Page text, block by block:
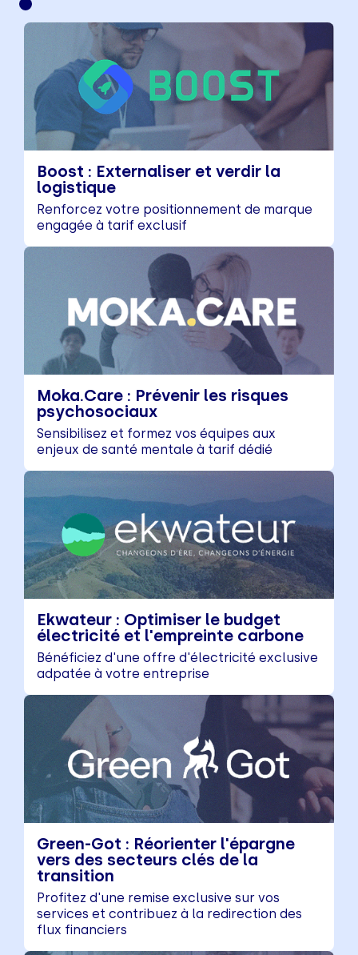
Boost : Externaliser et verdir la
logistique
Renforcez votre positionnement de marque
engagée à tarif exclusif
Moka.Care : Prévenir les risques
psychosociaux
Sensibilisez et formez vos équipes aux
enjeux de santé mentale à tarif dédié
Ekwateur : Optimiser le budget
électricité et l'empreinte carbone
Bénéficiez d'une offre d'électricité exclusive
adpatée à votre entreprise
Green-Got : Réorienter l'épargne
vers des secteurs clés de la
transition
Profitez d'une remise exclusive sur vos
services et contribuez à la redirection des
flux financiers